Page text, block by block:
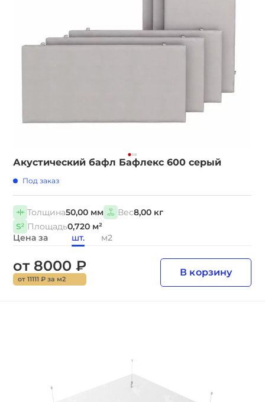
Акустический бафл Бафлекс 600 серый
Под заказ
Толщина50,00 мм Вес8,00 кг
Площадь0,720 м²
Цена за
шт. м2
от 8000 ₽
от 11111 ₽ за м2
В корзину